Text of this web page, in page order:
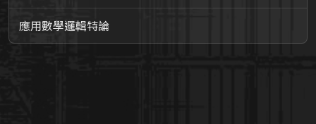
應用數學邏輯特論